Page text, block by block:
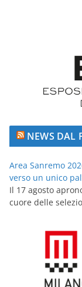
NEWS DAL
Area Sanremo
verso un unico
Il 17 agosto
cuore delle